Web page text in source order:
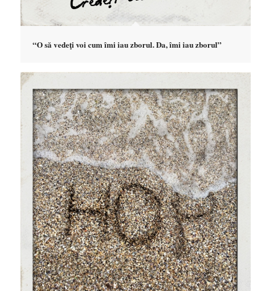
“O să vedeţi voi cum îmi iau zborul. Da, îmi iau zborul”